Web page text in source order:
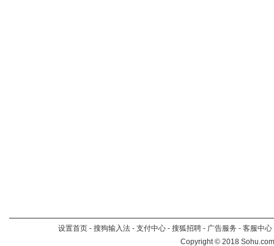
设置首页 - 搜狗输入法 - 支付中心 - 搜狐招聘 - 广告服务 - 客服中心
Copyright©2018